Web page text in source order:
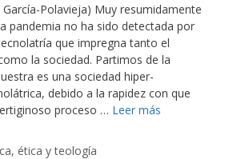
Polavieja) Muy resumidamente
pandemia no ha sido detectada por
que impregna tanto el
la sociedad. Partimos de la
es una sociedad hiper-
debido a la rapidez con que
proceso … Leer más
ética y teología